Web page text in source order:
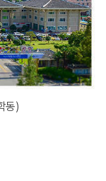
동)